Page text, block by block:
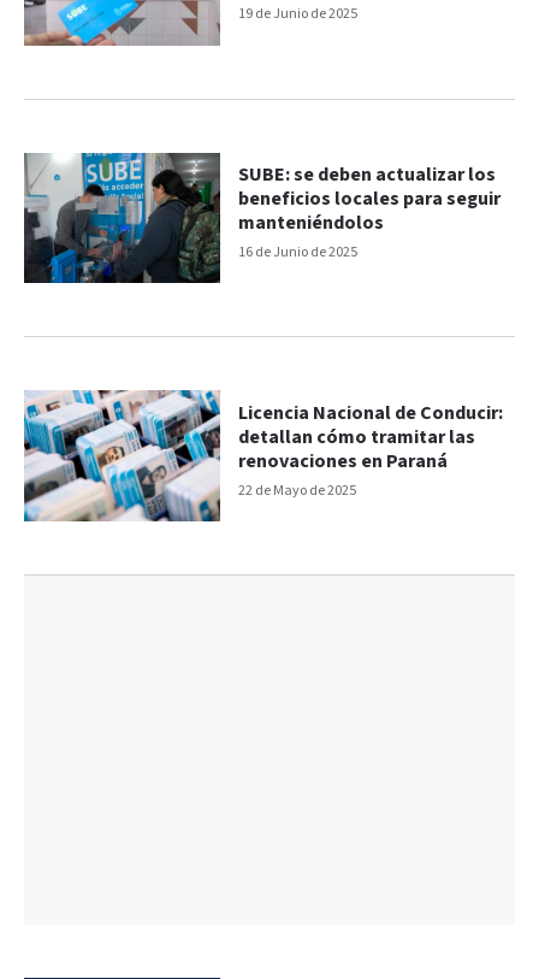
19 de Junio de 2025
16 de Junio de 2025
SUBE: se deben actualizar los
beneficios locales para seguir
manteniéndolos
22 de Mayo de 2025
Licencia Nacional de Conducir:
detallan cómo tramitar las
renovaciones en Paraná